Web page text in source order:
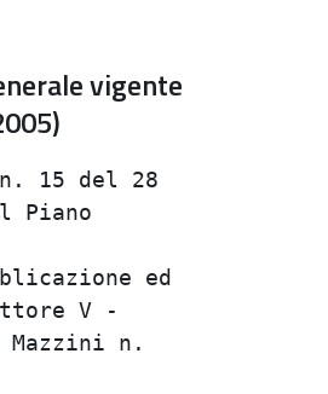
vigente
n. 15 del
parziale al
di
pubblicazione
il Settore V
Corso Mazzini